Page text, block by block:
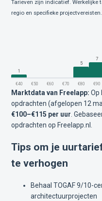
Tarieven zijn indicatief. Werkelijke
regio en specifieke projectvereisten.
1
5
7
€40 €50 €60 €70 €80 €90
Marktdata van Freelapp: Op
opdrachten (afgelopen 12
€100–€115 per uur
opdrachten op Freelapp.nl.
Tips om je
te verhogen
Behaal TOGAF 9/10-
architectuurprojecten